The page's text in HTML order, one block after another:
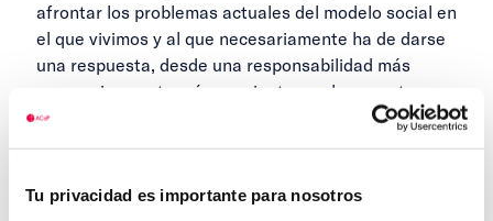
Tu privacidad es importante para nosotros
afrontar los problemas actuales del modelo social en
el que vivimos y al que necesariamente ha de darse
una respuesta, desde una responsabilidad más
necesaria cuanto más acuciante es el momento
actual.